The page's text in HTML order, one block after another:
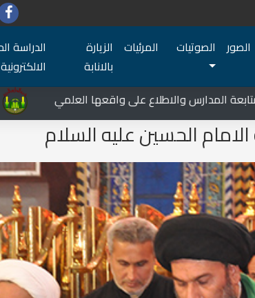
الصور الصوتيات المرئيات الزيارة
بالانابة
الدراسة
الالكترونية
والاطلاع على واقعها العلمي
الحسين عليه السلام